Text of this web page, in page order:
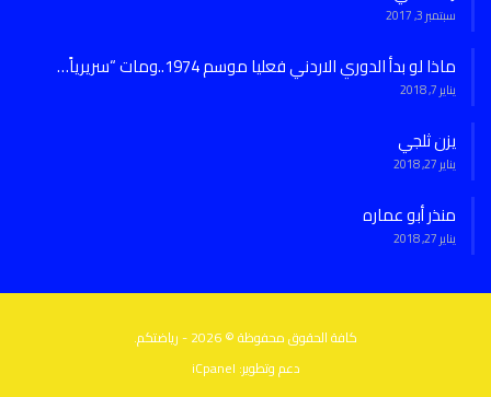
سبتمبر 3, 2017
ماذا لو بدأ الدوري الاردني فعليا موسم 1974..ومات “سريرياً…
يناير 7, 2018
يزن ثلجي
يناير 27, 2018
منذر أبو عماره
يناير 27, 2018
كافة الحقوق محفوظة © 2026 - رياضتكم.
دعم وتطوير: iCpanel